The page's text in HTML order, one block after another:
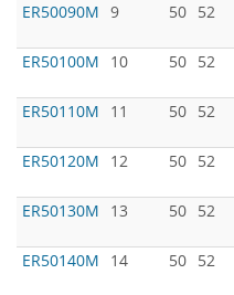
ER50090M 9 50 52
ER50100M 10 50 52
ER50110M 11 50 52
ER50120M 12 50 52
ER50130M 13 50 52
ER50140M 14 50 52